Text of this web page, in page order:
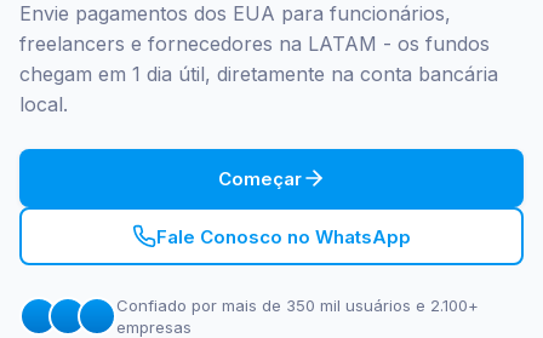
Envie pagamentos dos EUA para funcionários,
freelancers e fornecedores na LATAM - os fundos
chegam em 1 dia útil, diretamente na conta bancária
local.
Começar
Fale Conosco no WhatsApp
Confiado por mais de 350 mil usuários e 2.100+
empresas